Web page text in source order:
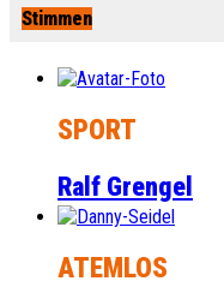
Stimmen
SPORT
Ralf Grengel
ATEMLOS